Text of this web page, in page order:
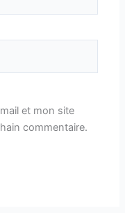
et mon site
commentaire.